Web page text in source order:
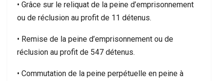
• Grâce sur le reliquat de la peine d’emprisonnement
ou de réclusion au profit de 11 détenus.
• Remise de la peine d’emprisonnement ou de
réclusion au profit de 547 détenus.
• Commutation de la peine perpétuelle en peine à